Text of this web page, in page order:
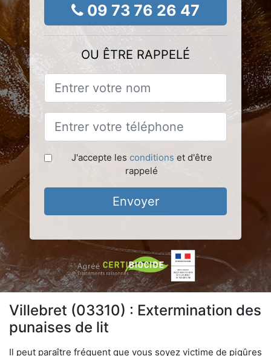
09 73 76 26 47
OU ÊTRE RAPPELÉ
J'accepte les conditions et d'être
rappelé
Envoyer
Villebret (03310) : Extermination des
punaises de lit
Il peut paraître fréquent que vous soyez victime de piqûres